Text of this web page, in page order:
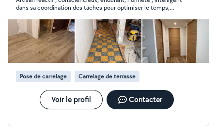
réaliser des petits travaux neufs ou de rénovation.
Exécution des travaux dans les meilleurs délais, travail
impeccable garanti. Je travaille par plaisir dans le
bâtiment N'hésitez pas à me contacter pour avoir un
devis, déplacement et devis rapide et gratuit sous 24h
Cordialement
dans sa coordination des tâches pour optimiser le temps,
circonstance… Mon chantier était tellement contraignant! On
pourrait dire que l’univers m’a envoyé la personne dont j’avais
besoin pour me sortir de cette mauvaise situation. Gratitude
🙏
Pose de carrelage Carrelage de terrasse
Voir le profil Contacter